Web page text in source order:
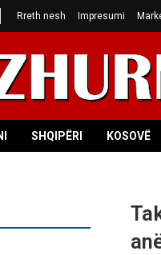
Rreth nesh Impresumi
SHQIPËRI KOSOVË